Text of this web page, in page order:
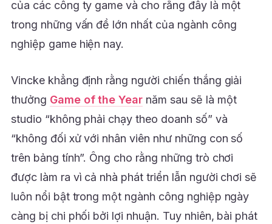
của các công ty game và cho rằng đây là một
trong những vấn đề lớn nhất của ngành công
nghiệp game hiện nay.
Vincke khẳng định rằng người chiến thắng giải
thưởng Game of the Year năm sau sẽ là một
studio “không phải chạy theo doanh số” và
“không đối xử với nhân viên như những con số
trên bảng tính”. Ông cho rằng những trò chơi
được làm ra vì cả nhà phát triển lẫn người chơi sẽ
luôn nổi bật trong một ngành công nghiệp ngày
càng bị chi phối bởi lợi nhuận. Tuy nhiên, bài phát